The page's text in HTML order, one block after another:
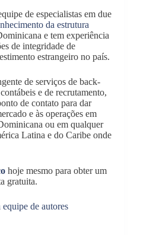
de especialistas em due
da estrutura
e tem experiência
de integridade de
estrangeiro no país.
de serviços de back-
e de recrutamento,
de contato para dar
e às operações em
ou em qualquer
Latina e do Caribe onde
hoje mesmo para obter um
gratuita.
equipe de autores